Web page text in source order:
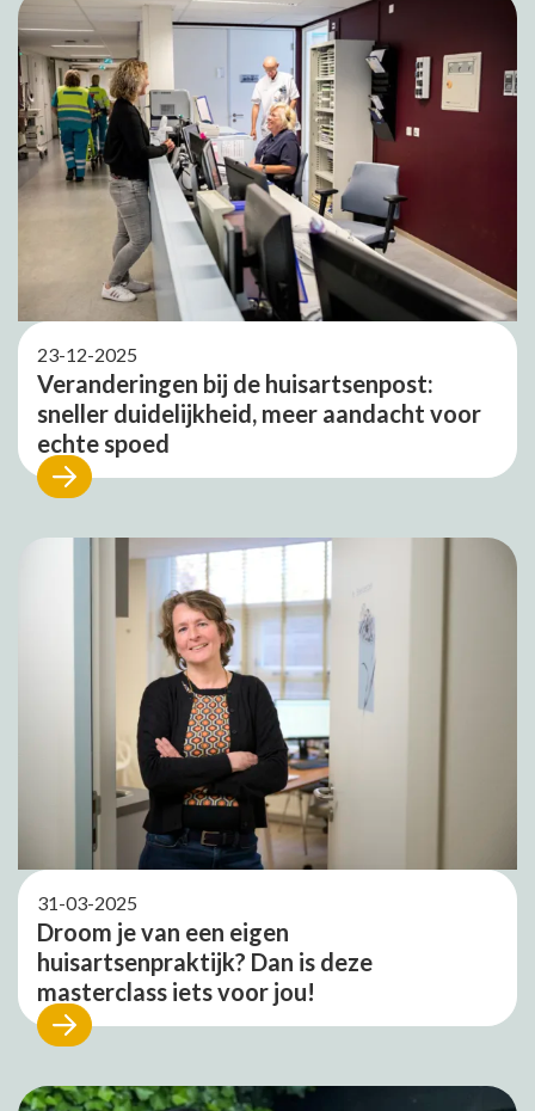
Veranderingen bij de huisartsenpost:
sneller duidelijkheid, meer aandacht voor
echte spoed
23-12-2025
Droom je van een eigen
huisartsenpraktijk? Dan is deze
masterclass iets voor jou!
31-03-2025